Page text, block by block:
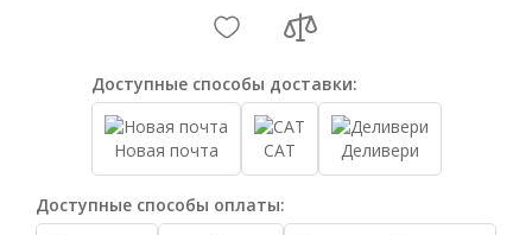
Доступные способы доставки:
Новая почта САТ Деливери
Доступные способы оплаты: